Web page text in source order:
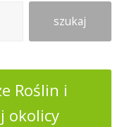
szukaj
Roślin i
okolicy